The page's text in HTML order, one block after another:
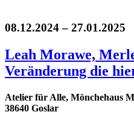
08.12.2024 – 27.01.2025
Leah Morawe,
Veränderung die
Atelier für Alle, Mönchehaus
38640 Goslar